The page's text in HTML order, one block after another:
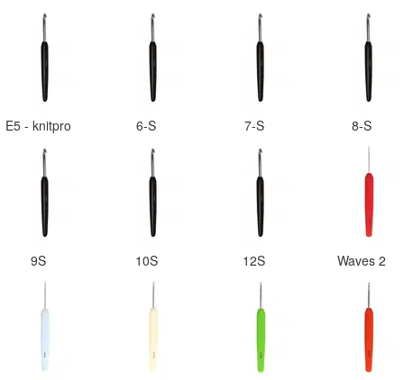
E5 - knitpro 6-S 7-S 8-S
9S 10S 12S Waves 2